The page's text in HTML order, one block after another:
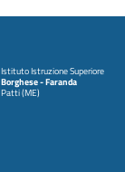
Istituto Istruzione Superiore
Borghese - Faranda
Patti (ME)